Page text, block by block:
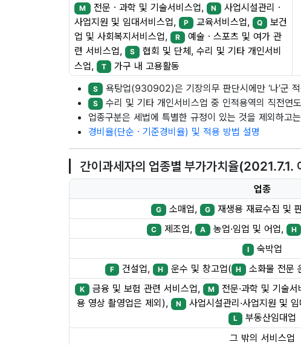
M 전문ㆍ과학 및 기술서비스업, N
사업시설관리ㆍ
사업지원 및 임대서비스업,
P 교육서비스업, Q
보건
업 및 사회복지서비스업,
R 예술ㆍ스포츠 및 여가 관
련 서비스업,
S 협회 및 단체, 수리 및 기타 개인서비
스업,
T 가구 내 고용활동
S 욕탕업(930902)은 기장의무 판단시에만 ‘나’군 적
S 수리 및 기타 개인서비스업 중 인적용역의 직전연
업종구분은 세법에 특별한 규정이 있는 것을 제외하고는
경비율(단순ㆍ기준경비율) 및 적용 방법 설명
간이과세자의 업종별 부가가치율(2021.7.1.
업종
G 소매업, G 재생용 재료수집 및
C 제조업, A 농업·임업 및 어업, H
I 숙박업
F 건설업, H 운수 및 창고업( H 소화물 전문
K 금융 및 보험 관련 서비스업, M 전문·과학 및 기술
용 영상 촬영업은 제외),
N 사업시설관리·사업지원 및
L 부동산임대업
그 밖의 서비스업